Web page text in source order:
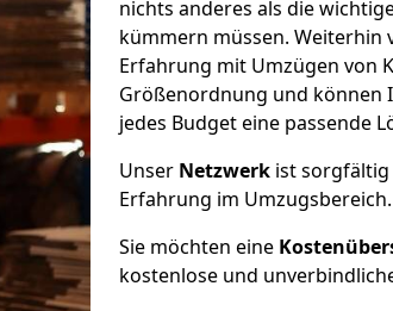
nichts anderes als die
kümmern müssen.
Erfahrung mit Umzügen von
Größenordnung und können
jedes Budget eine passende
Unser Netzwerk ist sorgfältig
Erfahrung im Umzugsbereich.
Sie möchten eine
kostenlose und